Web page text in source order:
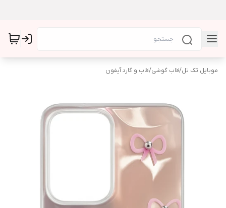
موبایل تک تل/قاب گوشی/قاب و گارد آیفون